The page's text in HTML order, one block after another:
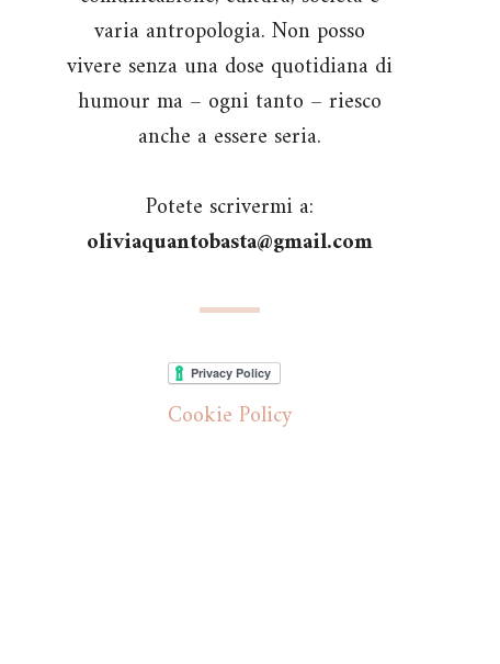
varia antropologia. Non posso
vivere senza una dose quotidiana di
humour ma – ogni tanto – riesco
anche a essere seria.
Potete scrivermi a:
oliviaquantobasta@gmail.com
Cookie Policy